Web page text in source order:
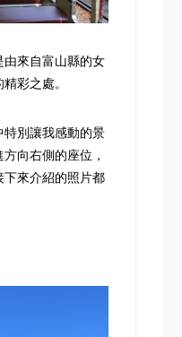
由來自富山縣的女
彩之處。
特別讓我感動的景
向右側的座位，
下來介紹的照片都